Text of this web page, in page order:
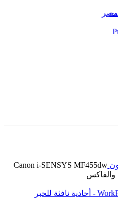
Canon i-SENSYS MF455dw
والفاكس